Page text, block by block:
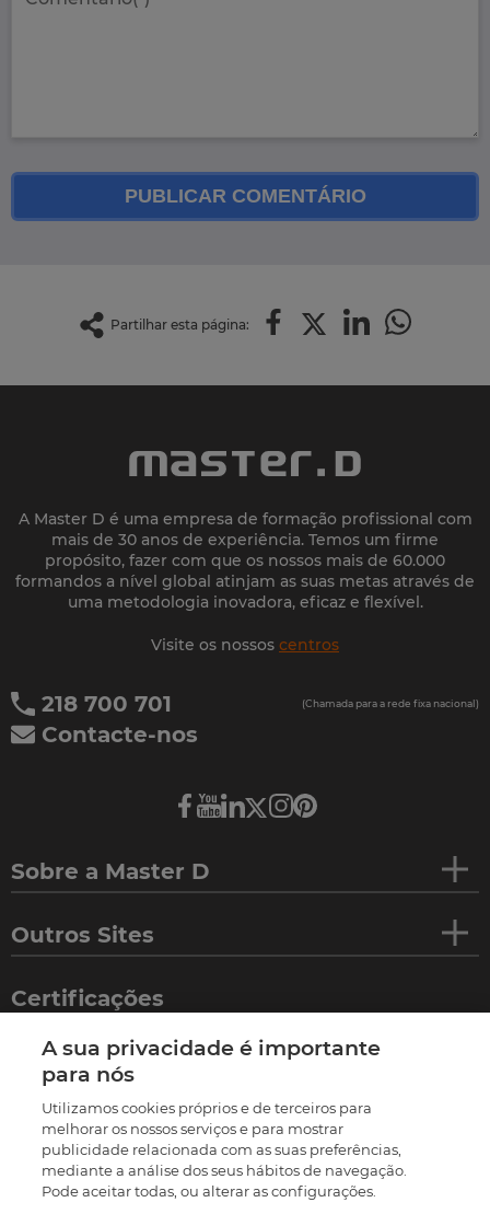
PUBLICAR COMENTÁRIO
Partilhar esta página:
A Master D é uma empresa de formação profissional com
mais de 30 anos de experiência. Temos um firme
propósito, fazer com que os nossos mais de 60.000
formandos a nível global atinjam as suas metas através de
uma metodologia inovadora, eficaz e flexível.
Visite os nossos centros
218 700 701 (Chamada para a rede fixa nacional)
Contacte-nos
Sobre a Master D
Outros Sites
Certificações
A sua privacidade é importante
para nós
Utilizamos cookies próprios e de terceiros para
melhorar os nossos serviços e para mostrar
publicidade relacionada com as suas preferências,
mediante a análise dos seus hábitos de navegação.
Pode aceitar todas, ou alterar as configurações.